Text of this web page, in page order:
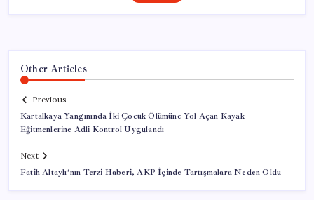
Other Articles
Previous
Kartalkaya Yangınında İki Çocuk Ölümüne Yol Açan Kayak
Eğitmenlerine Adli Kontrol Uygulandı
Next
Fatih Altaylı’nın Terzi Haberi, AKP İçinde Tartışmalara Neden Oldu